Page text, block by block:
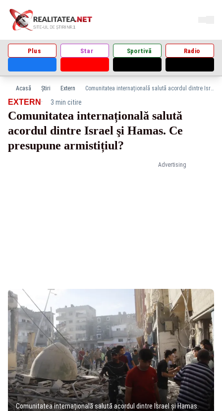
Plus Star Sportivă Radio
Acasă Știri Extern Comunitatea internațională salută acordul dintre Israel şi Hamas. Ce presupune armistițiul?
Advertising
EXTERN · 3 min citire
Comunitatea internațională salută
acordul dintre Israel şi Hamas. Ce
presupune armistițiul?
Comunitatea internațională salută acordul dintre Israel şi Hamas.